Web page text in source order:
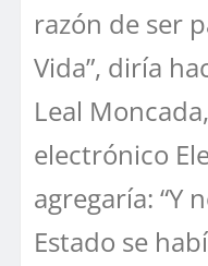
razón de ser
Vida”, diría
Leal
electrónico
agregaría: “Y
Estado se